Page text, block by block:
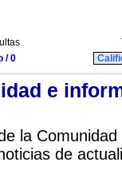
/ 0
e
la
de